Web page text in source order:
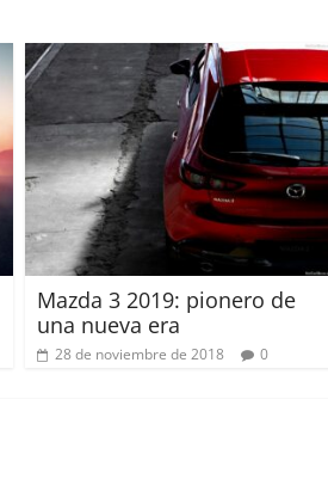
Mazda 3 2019: pionero de
una nueva era
28 de noviembre de 2018 0